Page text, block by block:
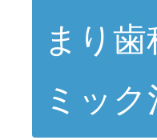
まり
ミッ